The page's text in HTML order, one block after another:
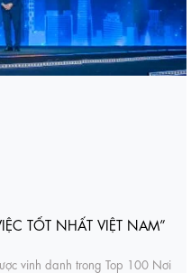
TỐT NHẤT VIỆT NAM”
vinh danh trong Top 100 Nơi